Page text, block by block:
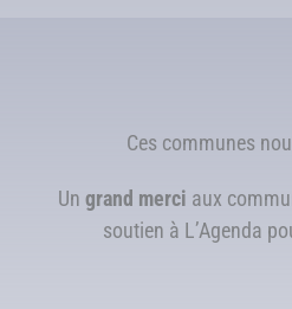
Ces communes
Un grand merci aux
soutien à L’Agenda